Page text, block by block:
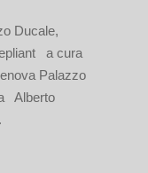
Ducale,
a cura
Palazzo
Alberto